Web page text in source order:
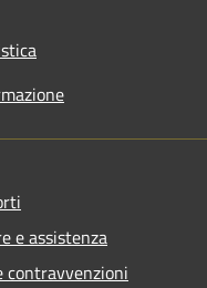
e assistenza
contravvenzioni